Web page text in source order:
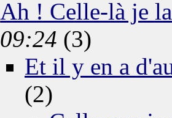
Ah ! Celle-là je
09:24 (3)
Et il y en a
(2)